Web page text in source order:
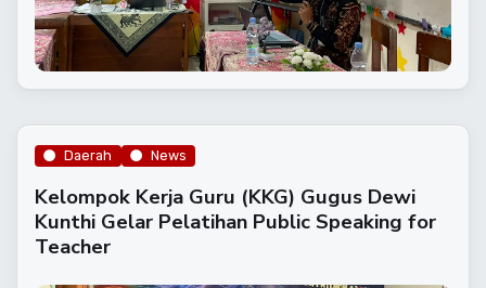
Daerah News
Kelompok Kerja Guru (KKG) Gugus Dewi
Kunthi Gelar Pelatihan Public Speaking for
Teacher